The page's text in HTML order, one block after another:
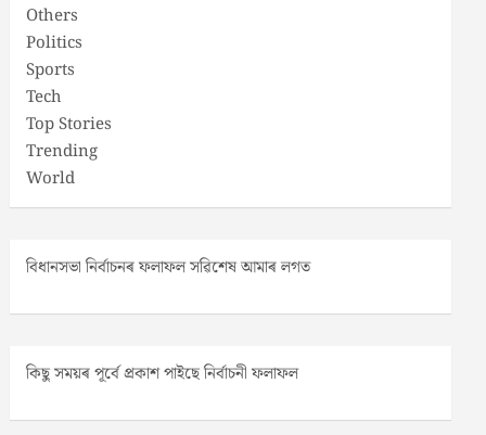
Others
Politics
Sports
Tech
Top Stories
Trending
World
বিধানসভা নিৰ্বাচনৰ ফলাফল সৱিশেষ আমাৰ লগত
কিছু সময়ৰ পূৰ্বে প্ৰকাশ পাইছে নিৰ্বাচনী ফলাফল